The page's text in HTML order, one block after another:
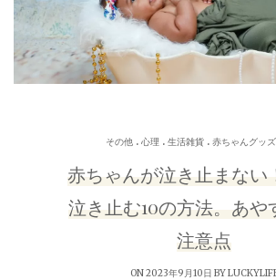
その他 . 心理 . 生活雑貨 . 赤ちゃんグッズ
赤ちゃんが泣き止まない
泣き止む10の方法。あや
注意点
ON 2023年9月10日 BY